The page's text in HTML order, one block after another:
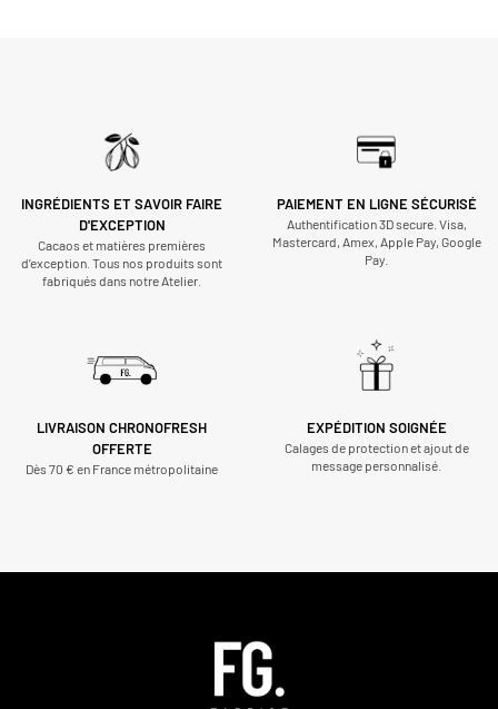
INGRÉDIENTS ET SAVOIR FAIRE
D'EXCEPTION
Cacaos et matières premières
d’exception. Tous nos produits sont
fabriqués dans notre Atelier.
PAIEMENT EN LIGNE SÉCURISÉ
Authentification 3D secure. Visa,
Mastercard, Amex, Apple Pay, Google
Pay.
LIVRAISON CHRONOFRESH
OFFERTE
Dès 70 € en France métropolitaine
EXPÉDITION SOIGNÉE
Calages de protection et ajout de
message personnalisé.